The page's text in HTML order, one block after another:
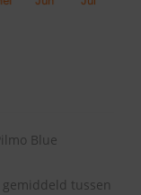
Blue
tussen